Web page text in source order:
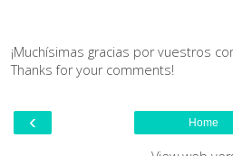
¡Muchísimas gracias por vuestros
Thanks for your comments!
‹ Home